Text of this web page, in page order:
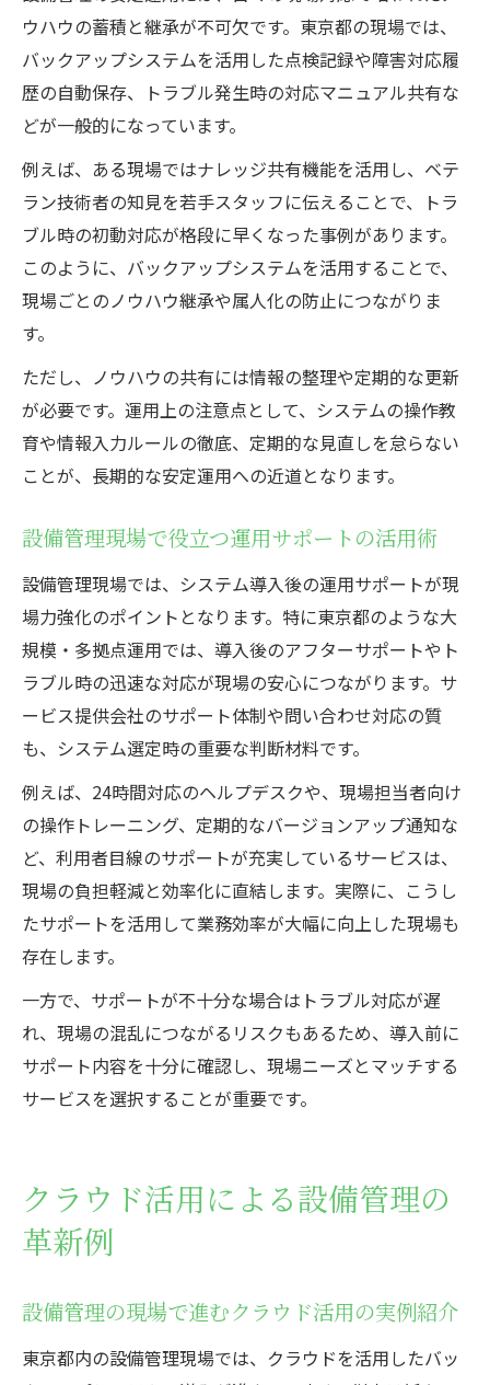
ウハウの蓄積と継承が不可欠です。東京都の現場では、
バックアップシステムを活用した点検記録や障害対応履
歴の自動保存、トラブル発生時の対応マニュアル共有な
どが一般的になっています。
例えば、ある現場ではナレッジ共有機能を活用し、ベテ
ラン技術者の知見を若手スタッフに伝えることで、トラ
ブル時の初動対応が格段に早くなった事例があります。
このように、バックアップシステムを活用することで、
現場ごとのノウハウ継承や属人化の防止につながりま
す。
ただし、ノウハウの共有には情報の整理や定期的な更新
が必要です。運用上の注意点として、システムの操作教
育や情報入力ルールの徹底、定期的な見直しを怠らない
ことが、長期的な安定運用への近道となります。
設備管理現場で役立つ運用サポートの活用術
設備管理現場では、システム導入後の運用サポートが現
場力強化のポイントとなります。特に東京都のような大
規模・多拠点運用では、導入後のアフターサポートやト
ラブル時の迅速な対応が現場の安心につながります。サ
ービス提供会社のサポート体制や問い合わせ対応の質
も、システム選定時の重要な判断材料です。
例えば、24時間対応のヘルプデスクや、現場担当者向け
の操作トレーニング、定期的なバージョンアップ通知な
ど、利用者目線のサポートが充実しているサービスは、
現場の負担軽減と効率化に直結します。実際に、こうし
たサポートを活用して業務効率が大幅に向上した現場も
存在します。
一方で、サポートが不十分な場合はトラブル対応が遅
れ、現場の混乱につながるリスクもあるため、導入前に
サポート内容を十分に確認し、現場ニーズとマッチする
サービスを選択することが重要です。
クラウド活用による設備管理の
革新例
設備管理の現場で進むクラウド活用の実例紹介
東京都内の設備管理現場では、クラウドを活用したバッ